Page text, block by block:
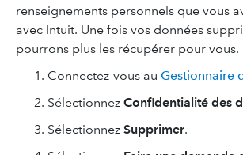
renseignements personnels que vous
avec Intuit. Une fois vos données
pourrons plus les récupérer pour vous.
Connectez-vous au Gestionnaire
Sélectionnez Confidentialité des
Sélectionnez Supprimer.